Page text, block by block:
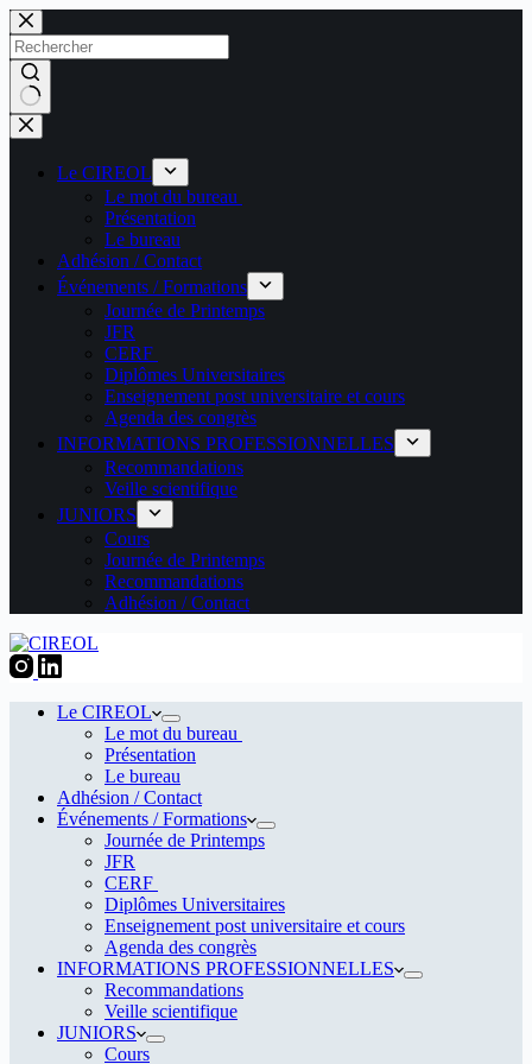
Passer
au
contenu
Aucun
résultat
Le CIREOL
Le mot du bureau
Présentation
Le bureau
Adhésion / Contact
Événements / Formations
Journée de Printemps
JFR
CERF
Diplômes Universitaires
Enseignement post universitaire et cours
Agenda des congrès
INFORMATIONS PROFESSIONNELLES
Recommandations
Veille scientifique
JUNIORS
Cours
Journée de Printemps
Recommandations
Adhésion / Contact
Le CIREOL
Le mot du bureau
Présentation
Le bureau
Adhésion / Contact
Événements / Formations
Journée de Printemps
JFR
CERF
Diplômes Universitaires
Enseignement post universitaire et cours
Agenda des congrès
INFORMATIONS PROFESSIONNELLES
Recommandations
Veille scientifique
JUNIORS
Cours